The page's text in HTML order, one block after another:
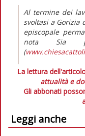
Al termine dei
svoltasi a Gorizia
episcopale
nota Sia
(
La lettura
attualità e
Gli abbonati
Leggi anche